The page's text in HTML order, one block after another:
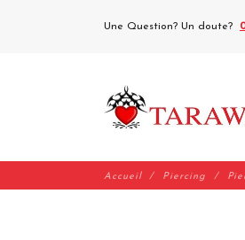
Une Question? Un doute?
Accueil Piercing